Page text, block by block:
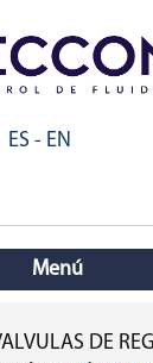
ES - EN
Menú
DE